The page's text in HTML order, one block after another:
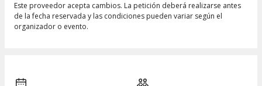
Este proveedor acepta cambios. La petición deberá realizarse antes
de la fecha reservada y las condiciones pueden variar según el
organizador o evento.